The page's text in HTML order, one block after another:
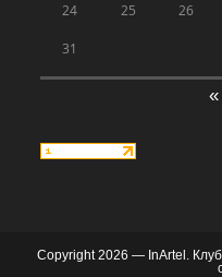
24 25 26
31
Copyright 2026 — InArtel.